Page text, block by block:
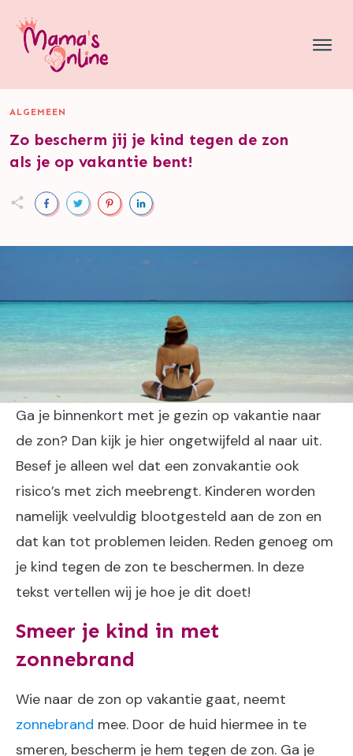
ALGEMEEN
Zo bescherm jij je kind tegen de zon
als je op vakantie bent!
Ga je binnenkort met je gezin op vakantie naar
de zon? Dan kijk je hier ongetwijfeld al naar uit.
Besef je alleen wel dat een zonvakantie ook
risico’s met zich meebrengt. Kinderen worden
namelijk veelvuldig blootgesteld aan de zon en
dat kan tot problemen leiden. Reden genoeg om
je kind tegen de zon te beschermen. In deze
tekst vertellen wij je hoe je dit doet!
Smeer je kind in met
zonnebrand
Wie naar de zon op vakantie gaat, neemt
zonnebrand mee. Door de huid hiermee in te
smeren, bescherm je hem tegen de zon. Ga je